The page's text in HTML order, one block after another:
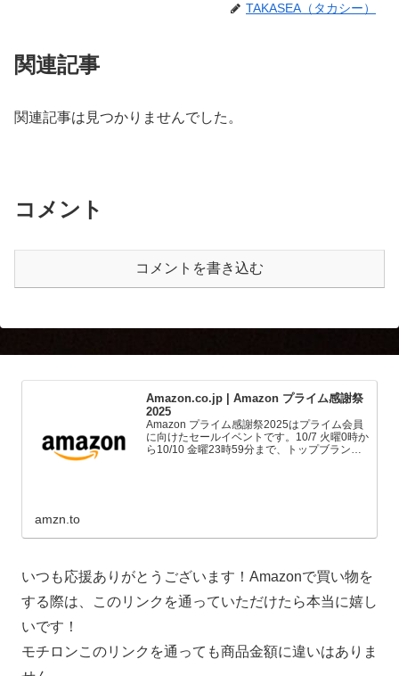
TAKASEA（タカシー）
関連記事
関連記事は見つかりませんでした。
コメント
コメントを書き込む
Amazon.co.jp | Amazon プライム感謝祭
2025
Amazon プライム感謝祭2025はプライム会員
に向けたセールイベントです。10/7 火曜0時か
ら10/10 金曜23時59分まで、トップブランド
amzn.to
いつも応援ありがとうございます！Amazonで買い物を
する際は、このリンクを通っていただけたら本当に嬉し
いです！
モチロンこのリンクを通っても商品金額に違いはありま